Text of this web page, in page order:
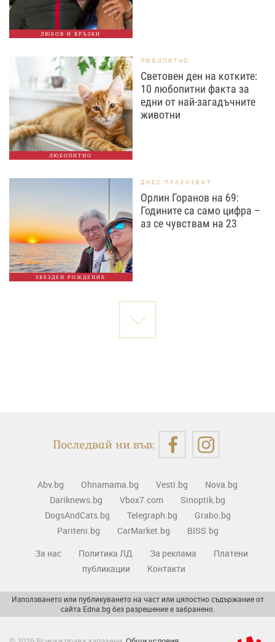
ЛЮБОВ И ВРЪЗКИ
ЛЮБОПИТНО
ЛЮБОПИТНО
Световен ден на котките:
10 любопитни факта за
едни от най-загадъчните
животни
ЗВЕЗДЕН РОЖДЕНИК
ДНЕС ПРАЗНУВАТ
Орлин Горанов на 69:
Годините са само цифра –
аз се чувствам на 23
Последвай ни във:
Abv.bg Ohnamama.bg Vesti.bg
Nova.bg
Dariknews.bg
Vbox7.com
Sinoptik.bg
DogsAndCats.bg
Telegraph.bg
Grabo.bg
Pariteni.bg
CarMarket.bg
BISS.bg
За нас
Политика ЛД За реклама
Платени
публикации
Контакти
Използването или публикуването на част или цялостно съдържание от
сайта Edna.bg без разрешение е забранено.